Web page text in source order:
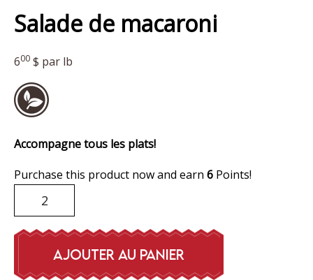
Salade de macaroni
600 $ par lb
Accompagne tous les plats!
Purchase this product now and earn 6 Points!
quantité
de
Salade
macaroni
AJOUTER AU PANIER